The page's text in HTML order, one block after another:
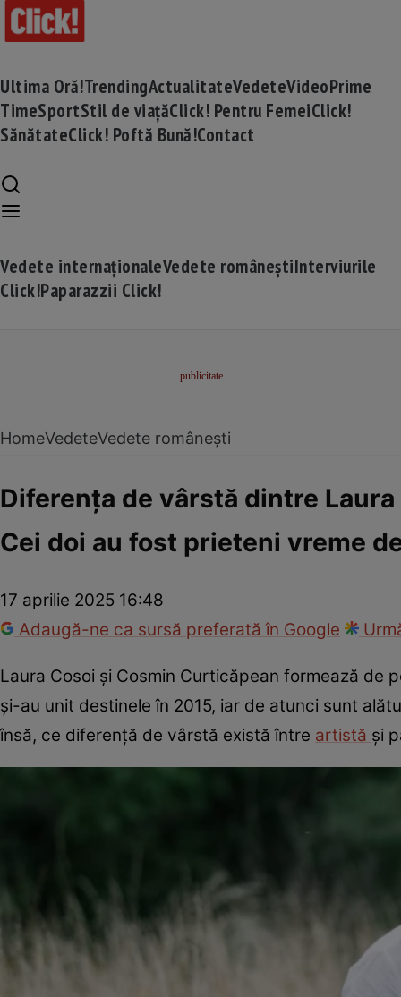
Ultima Oră!TrendingActualitateVedeteVideoPrime
TimeSportStil de viațăClick! Pentru FemeiClick!
SănătateClick! Poftă Bună!Contact
Vedete internaționaleVedete româneștiInterviurile
Click!Paparazzii Click!
HomeVedeteVedete românești
Diferența de vârstă dintre
Cei doi au fost prieteni vreme
17 aprilie 2025 16:48
Adaugă-ne ca sursă preferată în Google
Laura Cosoi și Cosmin Curticăpean formează de
și-au unit destinele în 2015, iar de atunci sunt
însă, ce diferență de vârstă există între artistă și